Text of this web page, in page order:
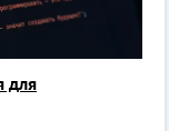
для